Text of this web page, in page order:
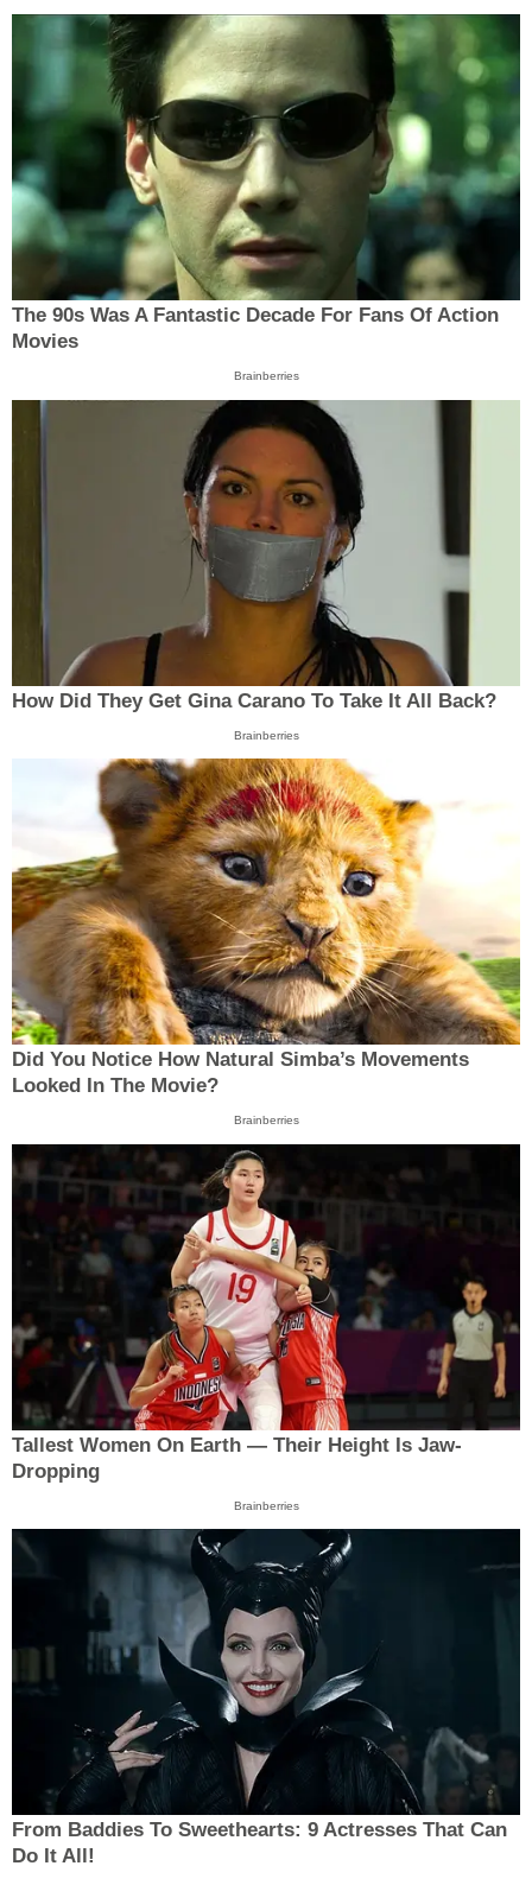
The 90s Was A Fantastic Decade For Fans Of Action
Movies
Brainberries
How Did They Get Gina Carano To Take It All Back?
Brainberries
Did You Notice How Natural Simba’s Movements
Looked In The Movie?
Brainberries
Tallest Women On Earth — Their Height Is Jaw-
Dropping
Brainberries
From Baddies To Sweethearts: 9 Actresses That Can
Do It All!